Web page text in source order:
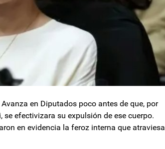
en Diputados poco antes de que, por
se efectivizara su expulsión de ese cuerpo.
en evidencia la feroz interna que atraviesa